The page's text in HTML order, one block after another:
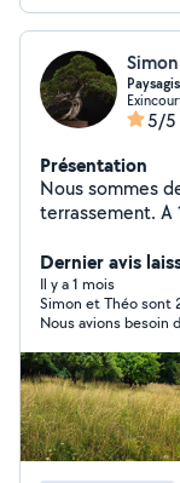
5/5
Présentation
Nous sommes
terrassement. A
réactifs, nous
extérieur,
terrain avec
disposons de
sur vos
Dernier avis
Il y a 1 mois
Simon et Théo sont
Nous avions besoin
Rapidement en plus Ils ont gentils,polis,serviable Vous pouvez
faire confiance a
remercions pour leur superbe
de les recommandés